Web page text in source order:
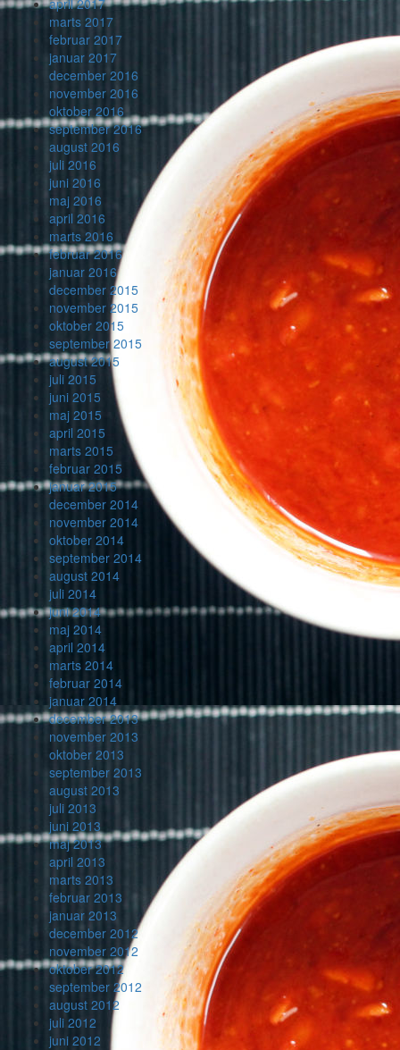
april 2017
marts 2017
februar 2017
januar 2017
december 2016
november 2016
oktober 2016
september 2016
august 2016
juli 2016
juni 2016
maj 2016
april 2016
marts 2016
februar 2016
januar 2016
december 2015
november 2015
oktober 2015
september 2015
august 2015
juli 2015
juni 2015
maj 2015
april 2015
marts 2015
februar 2015
januar 2015
december 2014
november 2014
oktober 2014
september 2014
august 2014
juli 2014
juni 2014
maj 2014
april 2014
marts 2014
februar 2014
januar 2014
december 2013
november 2013
oktober 2013
september 2013
august 2013
juli 2013
juni 2013
maj 2013
april 2013
marts 2013
februar 2013
januar 2013
december 2012
november 2012
oktober 2012
september 2012
august 2012
juli 2012
juni 2012